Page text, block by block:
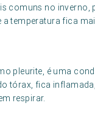
comuns no inverno,
temperatura fica
pleurite, é uma
tórax, fica
respirar.